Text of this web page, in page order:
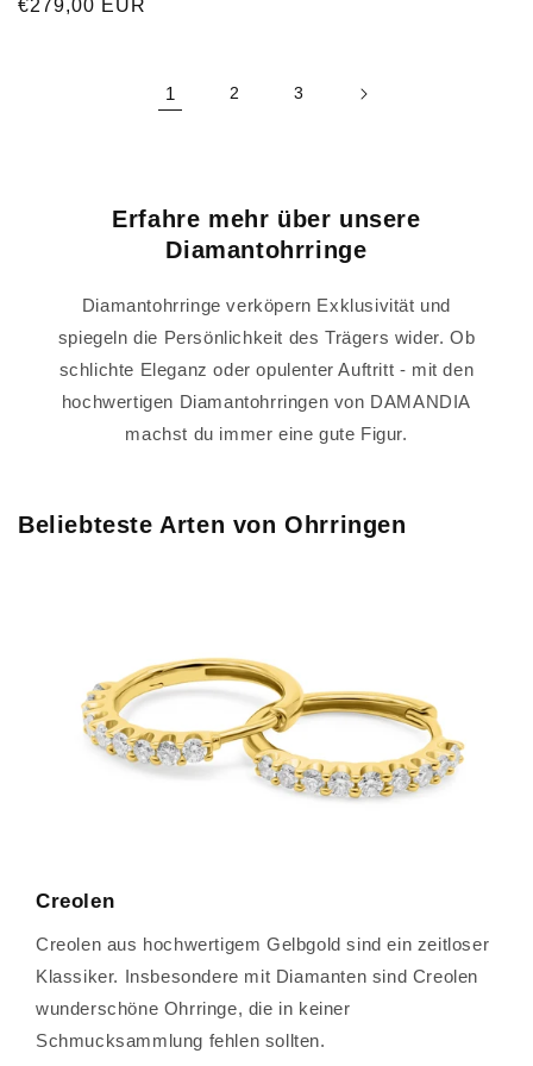
Normaler
€279,00 EUR
1 2 3
Erfahre mehr über unsere
Diamantohrringe
Diamantohrringe verköpern Exklusivität und
spiegeln die Persönlichkeit des Trägers wider. Ob
schlichte Eleganz oder opulenter Auftritt - mit den
hochwertigen Diamantohrringen von DAMANDIA
machst du immer eine gute Figur.
Beliebteste Arten von Ohrringen
Creolen
Creolen aus hochwertigem Gelbgold sind ein zeitloser
Klassiker. Insbesondere mit Diamanten sind Creolen
wunderschöne Ohrringe, die in keiner
Schmucksammlung fehlen sollten.